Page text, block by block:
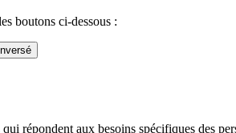
boutons ci-dessous :
répondent aux besoins spécifiques des